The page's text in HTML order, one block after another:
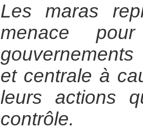
Les maras
menace
et centrale à
leurs actions
contrôle.